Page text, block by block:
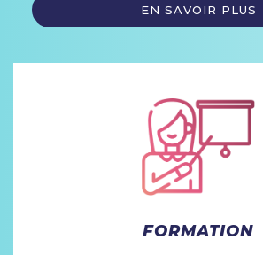
EN SAVOIR PLUS
FORMATION